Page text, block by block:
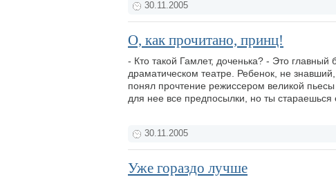
30.11.2005
О, как прочитано, принц!
- Кто такой Гамлет, доченька? - Это
драматическом театре. Ребенок, не
понял прочтение режиссером великой
для нее все предпосылки, но ты
30.11.2005
Уже гораздо лучше